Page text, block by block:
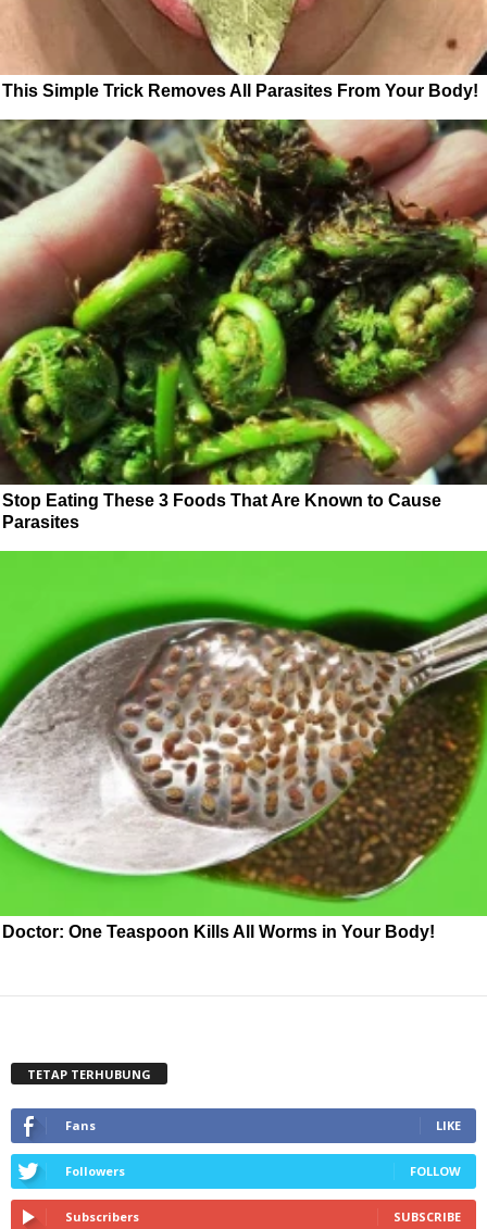
This Simple Trick Removes All Parasites From Your Body!
Stop Eating These 3 Foods That Are Known to Cause
Parasites
Doctor: One Teaspoon Kills All Worms in Your Body!
TETAP TERHUBUNG
Fans LIKE
Followers FOLLOW
Subscribers SUBSCRIBE